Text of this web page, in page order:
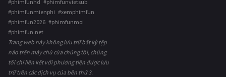
#phimfunhd #phimfunvietsub
#phimfunmienphi #xemphimfun
#phimfun2026 #phimfunmoi
#phimfun.net
Trang web này không lưu trữ bất kỳ tệp
nào trên máy chủ của chúng tôi, chúng
tôi chỉ liên kết với phương tiện được lưu
trữ trên các dịch vụ của bên thứ 3.